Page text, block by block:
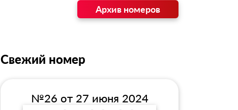
Архив номеров
Свежий номер
№26 от 27 июня 2024